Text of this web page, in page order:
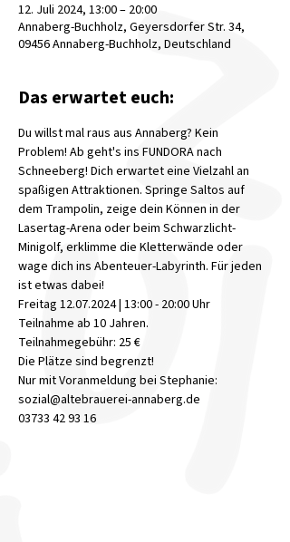
12. Juli 2024, 13:00 – 20:00
Annaberg-Buchholz, Geyersdorfer Str. 34,
09456 Annaberg-Buchholz, Deutschland
Das erwartet euch:
Du willst mal raus aus Annaberg? Kein
Problem! Ab geht's ins FUNDORA nach
Schneeberg! Dich erwartet eine Vielzahl an
spaßigen Attraktionen. Springe Saltos auf
dem Trampolin, zeige dein Können in der
Lasertag-Arena oder beim Schwarzlicht-
Minigolf, erklimme die Kletterwände oder
wage dich ins Abenteuer-Labyrinth. Für jeden
ist etwas dabei!
Freitag 12.07.2024 | 13:00 - 20:00 Uhr
Teilnahme ab 10 Jahren.
Teilnahmegebühr: 25 €
Die Plätze sind begrenzt!
Nur mit Voranmeldung bei Stephanie:
sozial@altebrauerei-annaberg.de
03733 42 93 16